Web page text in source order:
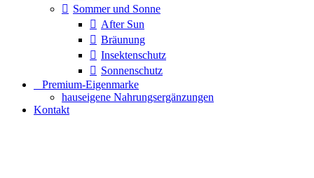
Sommer und Sonne
After Sun
Bräunung
Insektenschutz
Sonnenschutz
⠀​Premium-Eigenmarke
hauseigene Nahrungsergänzungen
Kontakt